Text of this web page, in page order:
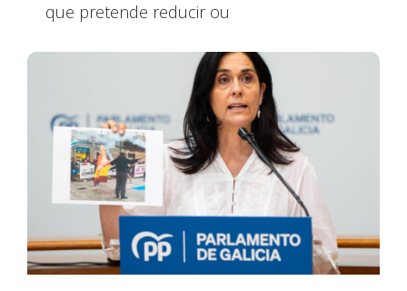
que pretende reducir ou